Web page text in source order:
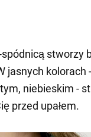
stworzy
jasnych kolorach
niebieskim -
przed upałem.